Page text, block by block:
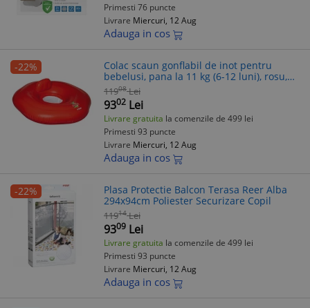
Primesti 76 puncte
Livrare Miercuri, 12 Aug
Adauga in cos
-22%
Colac scaun gonflabil de inot pentru
bebelusi, pana la 11 kg (6-12 luni), rosu,
Reer MySwimBuddy Swim Seat, 66014
11908 Lei
9302 Lei
Livrare gratuita la comenzile de 499 lei
Primesti 93 puncte
Livrare Miercuri, 12 Aug
Adauga in cos
-22%
Plasa Protectie Balcon Terasa Reer Alba
294x94cm Poliester Securizare Copil
11914 Lei
9309 Lei
Livrare gratuita la comenzile de 499 lei
Primesti 93 puncte
Livrare Miercuri, 12 Aug
Adauga in cos